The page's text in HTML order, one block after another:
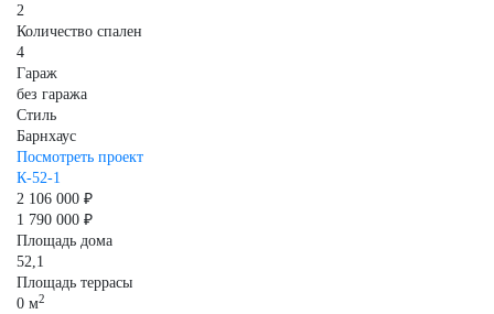
2
Количество спален
4
Гараж
без гаража
Стиль
Барнхаус
Посмотреть проект
К-52-1
2 106 000 ₽
1 790 000 ₽
Площадь дома
52,1
Площадь террасы
0 м2